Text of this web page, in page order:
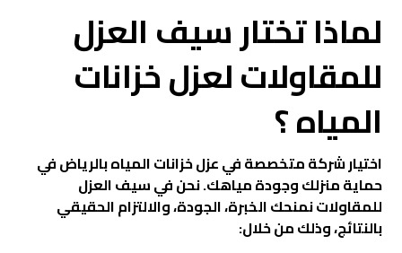
لماذا تختار سيف العزل
للمقاولات لعزل خزانات
المياه ؟
اختيار شركة متخصصة فيعزل خزانات المياهبالرياض في
حماية منزلك وجودة مياهك. نحن فيسيف العزل
للمقاولاتنمنحك الخبرة، الجودة، والالتزام الحقيقي
بالنتائج، وذلك من خلال: